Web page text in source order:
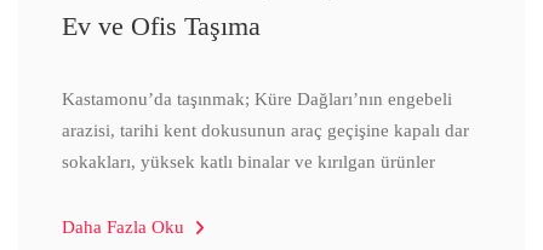
Ev ve Ofis Taşıma
Kastamonu’da taşınmak; Küre Dağları’nın engebeli
arazisi, tarihi kent dokusunun araç geçişine kapalı dar
sokakları, yüksek katlı binalar ve kırılgan ürünler
Daha Fazla Oku